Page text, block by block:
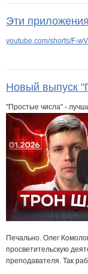
Эти
youtube.com/shorts/F-
Новый выпуск
"Простые числа" -
Печально. Олег
просветительскую
преподавателя. Так